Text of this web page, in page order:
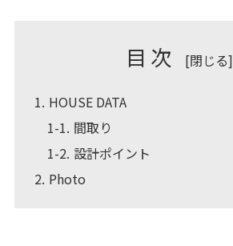
目次 [閉じる]
1 HOUSE DATA
1-1 間取り
1-2 設計ポイント
2 Photo